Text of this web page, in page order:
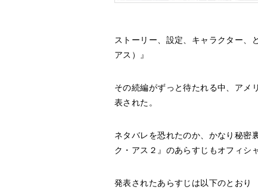
ストーリー、設定、キャラクター、
アス）』
その続編がずっと待たれる中、アメ
表された。
ネタバレを恐れたのか、かなり秘密
ク・アス２』のあらすじもオフィシ
発表されたあらすじは以下のとおり